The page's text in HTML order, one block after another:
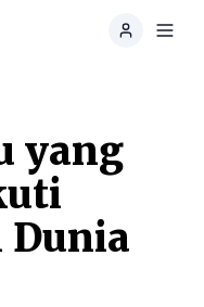
yang
Dunia